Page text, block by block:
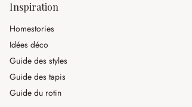
Inspiration
Homestories
Idées déco
Guide des styles
Guide des tapis
Guide du rotin